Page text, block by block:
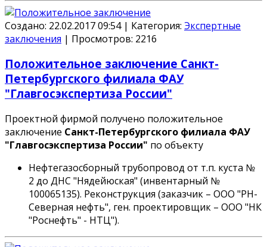
Создано: 22.02.2017 09:54 | Категория: Экспертные
заключения | Просмотров: 2216
Положительное заключение Санкт-
Петербургского филиала ФАУ
"Главгосэкспертиза России"
Проектной фирмой получено положительное
заключение Санкт-Петербургского филиала ФАУ
"Главгосэкспертиза России" по объекту
Нефтегазосборный трубопровод от т.п. куста №
2 до ДНС "Нядейюская" (инвентарный №
100065135). Реконструкция (заказчик – ООО "РН-
Северная нефть", ген. проектировщик – ООО "НК
"Роснефть" - НТЦ").